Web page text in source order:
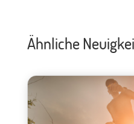
Ähnliche